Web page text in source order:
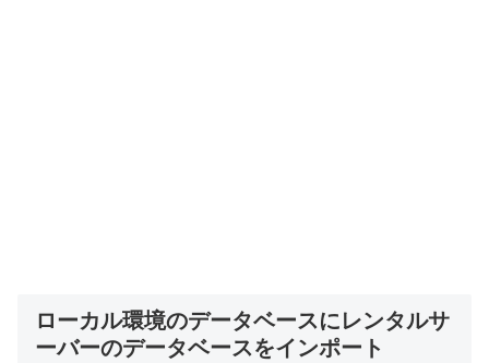
ローカル環境のデータベースにレンタルサ
ーバーのデータベースをインポート